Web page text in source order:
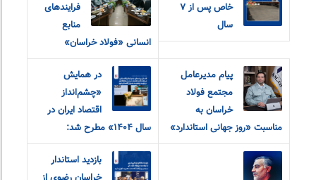
خاص پس از ۷
سال
فرایندهای
منابع
انسانی «فولاد خراسان»
پیام مدیرعامل
مجتمع فولاد
خراسان به
مناسبت «روز جهانی استاندارد»
در همایش
«چشم‌انداز
اقتصاد ایران در
سال ۱۴۰۴» مطرح شد:
بازدید استاندار